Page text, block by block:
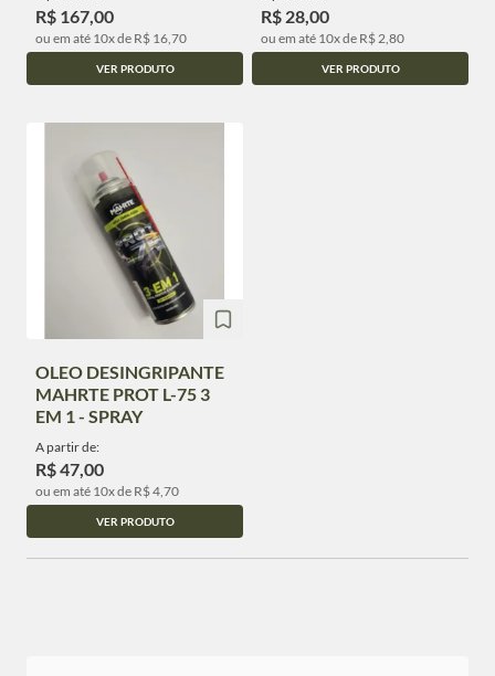
R$ 167,00
ou em até 10x de R$ 16,70
VER PRODUTO
R$ 28,00
ou em até 10x de R$ 2,80
VER PRODUTO
OLEO DESINGRIPANTE
MAHRTE PROT L-75 3
EM 1 - SPRAY
A partir de:
R$ 47,00
ou em até 10x de R$ 4,70
VER PRODUTO